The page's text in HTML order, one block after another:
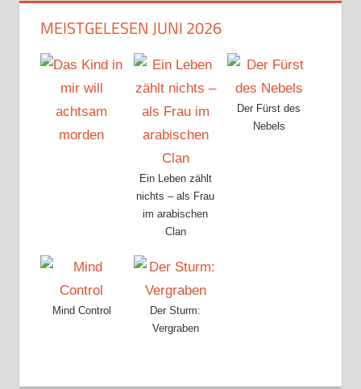
MEISTGELESEN JUNI 2026
Ein Leben zählt
nichts – als Frau
im arabischen
Clan
Der Fürst des
Nebels
Mind Control
Der Sturm:
Vergraben